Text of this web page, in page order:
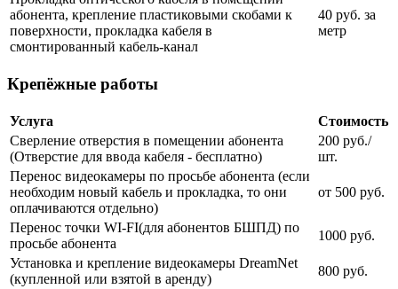
абонента, крепление пластиковыми скобами к
поверхности, прокладка кабеля в
смонтированный кабель-канал
40 руб. за
метр
Крепёжные работы
Услуга
Стоимость
Сверление отверстия в помещении абонента
(Отверстие для ввода кабеля - бесплатно)
200 руб./
шт.
Перенос видеокамеры по просьбе абонента (если
необходим новый кабель и прокладка, то они
оплачиваются отдельно)
от 500 руб.
Перенос точки WI-FI(для абонентов БШПД) по
просьбе абонента
1000 руб.
Установка и крепление видеокамеры DreamNet
(купленной или взятой в аренду)
800 руб.